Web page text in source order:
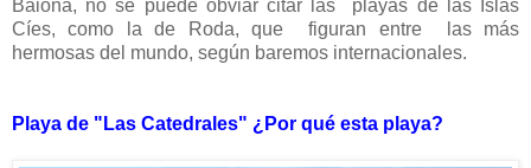
Baiona, no se puede obviar citar las playas de las Islas
Cíes, como la de Roda, que figuran entre las más
hermosas del mundo, según baremos internacionales.
Playa de "Las Catedrales" ¿Por qué esta playa?